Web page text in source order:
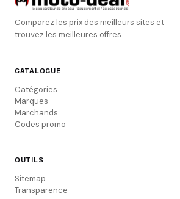
Comparez les prix des meilleurs sites et
trouvez les meilleures offres.
CATALOGUE
Catégories
Marques
Marchands
Codes promo
OUTILS
Sitemap
Transparence